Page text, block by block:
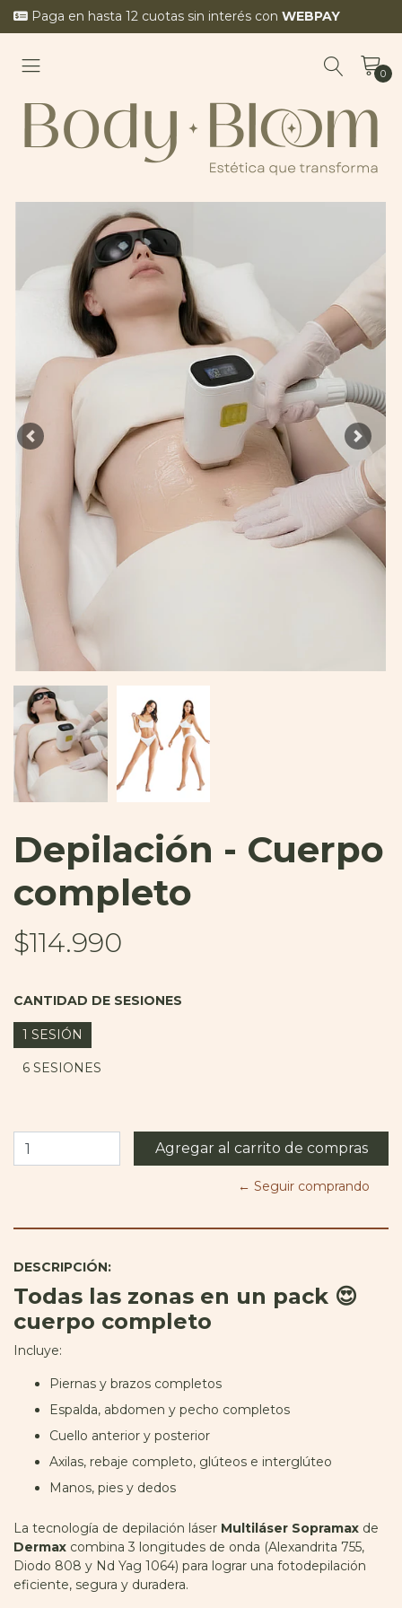
Paga en hasta 12 cuotas sin interés con WEBPAY
0
Previous Next
Depilación - Cuerpo
completo
$114.990
CANTIDAD DE SESIONES
1 SESIÓN
6 SESIONES
← Seguir comprando
DESCRIPCIÓN:
Todas las zonas en un pack 😍
cuerpo completo
Incluye:
Piernas y brazos completos
Espalda, abdomen y pecho completos
Cuello anterior y posterior
Axilas, rebaje completo, glúteos e interglúteo
Manos, pies y dedos
La tecnología de depilación láser Multiláser Sopramax de
Dermax combina 3 longitudes de onda (Alexandrita 755,
Diodo 808 y Nd Yag 1064) para lograr una fotodepilación
eficiente, segura y duradera.